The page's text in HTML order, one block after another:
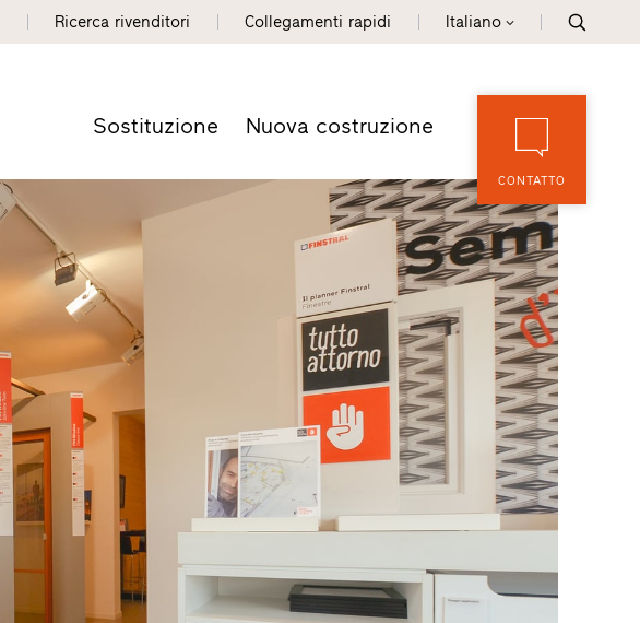
Ricerca rivenditori Collegamenti rapidi Italiano
Sostituzione Nuova costruzione
CONTATTO